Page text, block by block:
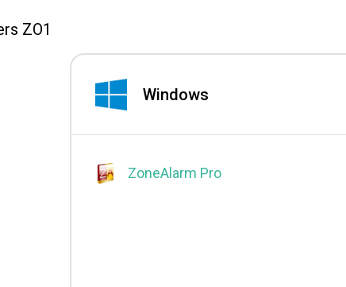
ZO1
Windows
ZoneAlarm Pro